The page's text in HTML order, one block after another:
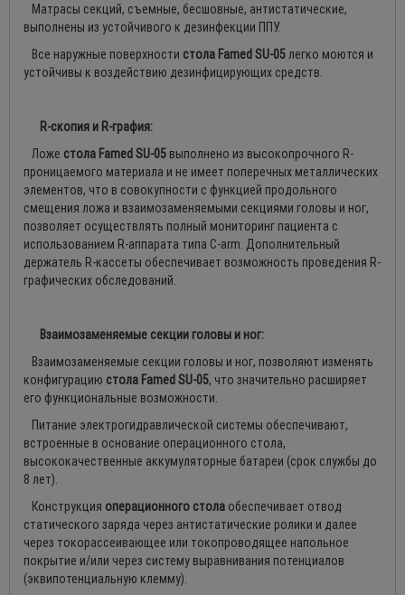
Матрасы секций, съемные, бесшовные, антистатические,
выполнены из устойчивого к дезинфекции ППУ.
Все наружные поверхности стола Famed SU-05легко моются и
устойчивы к воздействию дезинфицирующих средств.
R-скопия и R-графия:
Ложе стола Famed SU-05 выполнено из высокопрочного R-
проницаемого материала и не имеет поперечных металлических
элементов, что в совокупности с функцией продольного
смещения ложа и взаимозаменяемыми секциями головы и ног,
позволяет осуществлять полный мониторинг пациента с
использованием R-аппарата типа C-arm. Дополнительный
держатель R-кассеты обеспечивает возможность проведения R-
графических обследований.
Взаимозаменяемые секции головы и ног:
Взаимозаменяемые секции головы и ног, позволяют изменять
конфигурацию стола Famed SU-05, что значительно расширяет
его функциональные возможности.
Питание электрогидравлической системы обеспечивают,
встроенные в основание операционного стола,
высококачественные аккумуляторные батареи (срок службы до
8 лет).
Конструкция операционного стола обеспечивает отвод
статического заряда через антистатические ролики и далее
через токорассеивающее или токопроводящее напольное
покрытие и/или через систему выравнивания потенциалов
(эквипотенциальную клемму).